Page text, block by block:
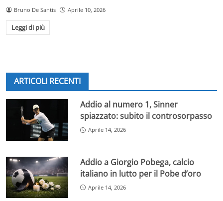
Bruno De Santis Aprile 10, 2026
Leggi di più
ARTICOLI RECENTI
Addio al numero 1, Sinner
spiazzato: subito il controsorpasso
Aprile 14, 2026
Addio a Giorgio Pobega, calcio
italiano in lutto per il Pobe d’oro
Aprile 14, 2026